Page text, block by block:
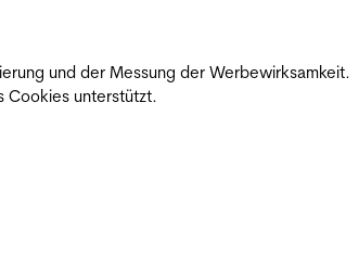
und der Messung der Werbewirksamkeit.
Cookies unterstützt.